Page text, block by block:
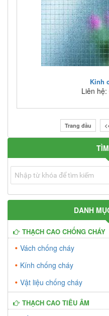
S707-60 : Gốc nước,
để phủ chống cháy
Kinh
Liên hệ:
KCC01
Liên hệ: 0167
Hệ thống chống cháy là
kế để phục vụ cho tất cả
Trang đầu
DANH
THẠCH CAO CHỐNG CHÁY
Vách chống cháy
Kính chống cháy
Vật liệu chống cháy
THẠCH CAO TIÊU ÂM